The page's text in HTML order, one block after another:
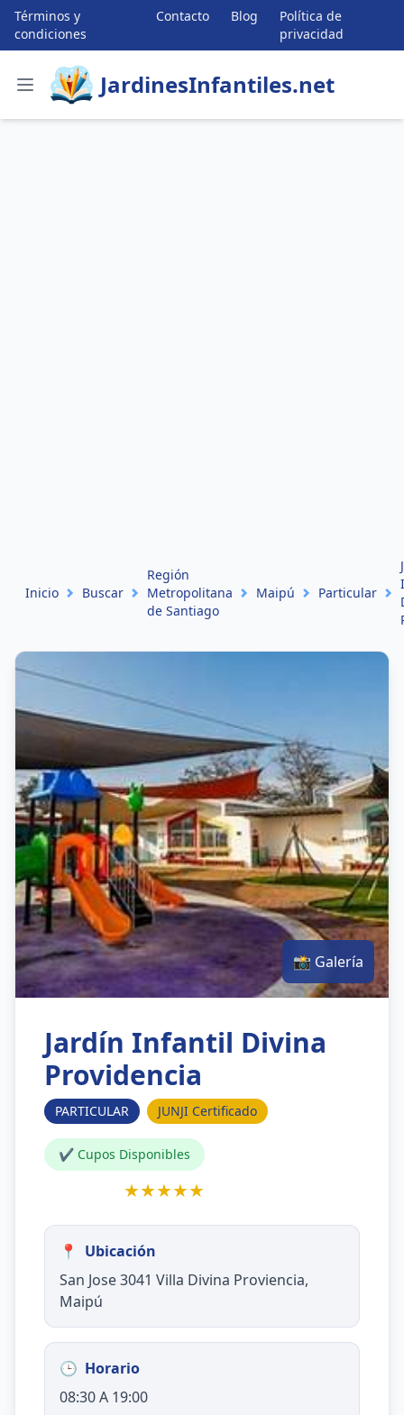
Términos y
condiciones
Contacto Blog
Política de
privacidad
JardinesInfantiles.net
Inicio Buscar
Región
Metropolitana
de Santiago
Maipú Particular
📸 Galería
Jardín Infantil Divina
Providencia
PARTICULAR JUNJI Certificado
✔ Cupos Disponibles
★★★★★
📍
Ubicación
San Jose 3041 Villa Divina Proviencia,
Maipú
🕒 Horario
08:30 A 19:00